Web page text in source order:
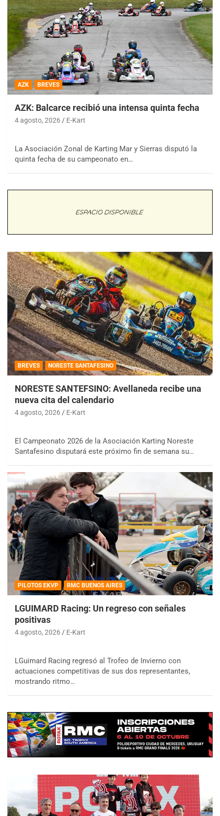
AZK BREVES
AZK: Balcarce recibió una intensa quinta fecha
4 agosto, 2026 E-Kart
La Asociación Zonal de Karting Mar y Sierras disputó la
quinta fecha de su campeonato en…
BREVES NORESTE SANTAFESINO
NORESTE SANTEFSINO: Avellaneda recibe una
nueva cita del calendario
4 agosto, 2026 E-Kart
El Campeonato 2026 de la Asociación Karting Noreste
Santafesino disputará este próximo fin de semana su…
PILOTOS EKVP RMC BUENOS AIRES
LGUIMARD Racing: Un regreso con señales
positivas
4 agosto, 2026 E-Kart
LGuimard Racing regresó al Trofeo de Invierno con
actuaciones competitivas de sus dos representantes,
mostrando ritmo…